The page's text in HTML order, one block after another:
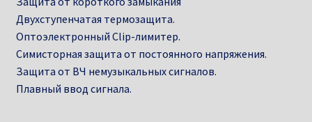
Двухступенчатая термозащита.
Оптоэлектронный Clip-лимитер.
Симисторная защита от постоянного напряжения.
Защита от ВЧ немузыкальных сигналов.
Плавный ввод сигнала.